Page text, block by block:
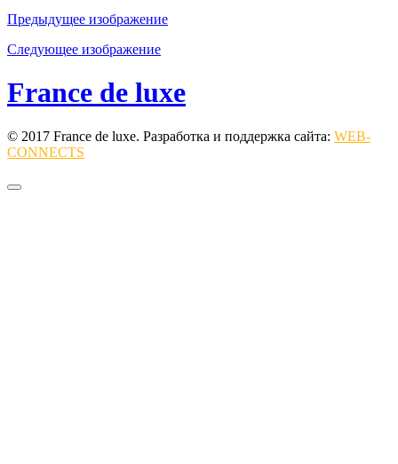
Предыдущее изображение
Следующее изображение
France de luxe
© 2017 France de luxe. Разработка и поддержка сайта: WEB-
CONNECTS